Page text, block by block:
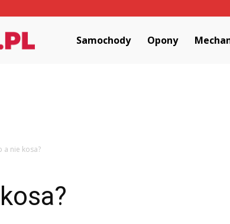
MotoCorner.plSamochody Opony
a nie kosa?